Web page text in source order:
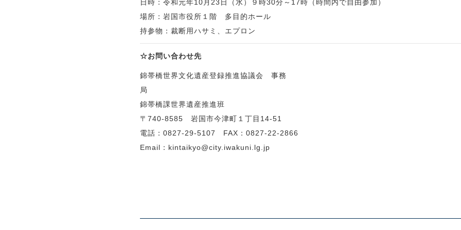
日時：令和元年10月23日（水）９時30分～17時（時間内で自由参加）
場所：岩国市役所１階 多目的ホール
持参物：裁断用ハサミ、エプロン
☆お問い合わせ先
錦帯橋世界文化遺産登録推進協議会 事務
局 岩国市産業
錦帯橋課世界遺産推進班
〒740-8585 岩国市今津町１丁目14-51
電話：0827-29-5107 FAX：0827-22-2866
Email：kintaikyo@city.iwakuni.lg.jp